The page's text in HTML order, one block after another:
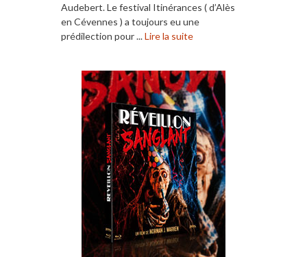
Audebert. Le festival Itinérances ( d’Alès
en Cévennes ) a toujours eu une
prédilection pour ...Lire la suite